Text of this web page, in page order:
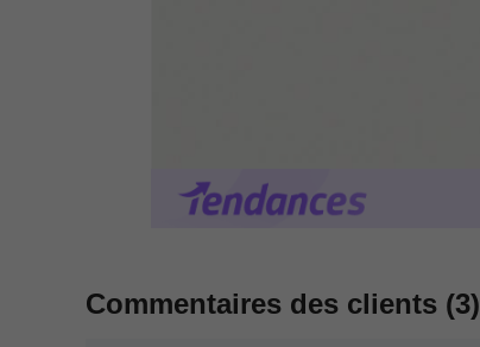
Commentaires des clients (3)